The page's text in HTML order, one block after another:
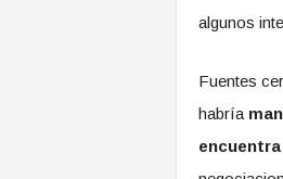
algunos
Fuentes
habría